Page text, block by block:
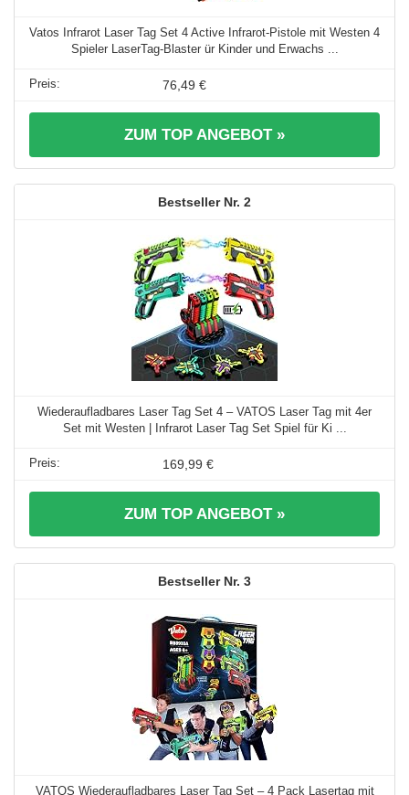
Vatos Infrarot Laser Tag Set 4 Active Infrarot-Pistole mit Westen 4
Spieler LaserTag-Blaster ür Kinder und Erwachs ...
76,49 €
ZUM TOP ANGEBOT »
2
Wiederaufladbares Laser Tag Set 4 – VATOS Laser Tag mit 4er
Set mit Westen | Infrarot Laser Tag Set Spiel für Ki ...
169,99 €
ZUM TOP ANGEBOT »
3
VATOS Wiederaufladbares Laser Tag Set – 4 Pack Lasertag mit